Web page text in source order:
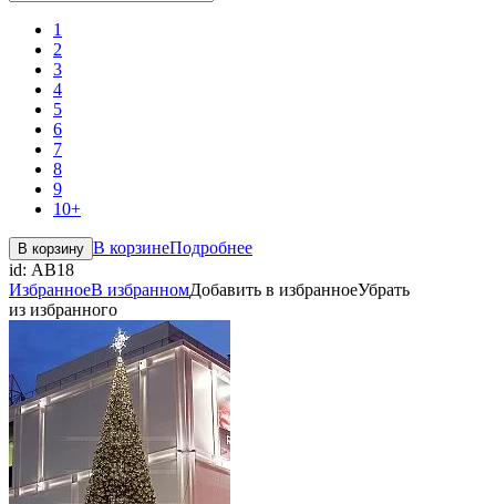
1
2
3
4
5
6
7
8
9
10+
В корзину В корзинеПодробнее
id: АВ18
ИзбранноеВ избранномДобавить в избранноеУбрать
из избранного